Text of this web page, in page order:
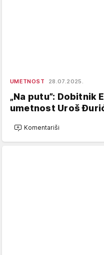
UMETNOST 28.07.2025.
„Na putu”: Dobitnik
umetnost Uroš
Komentariši